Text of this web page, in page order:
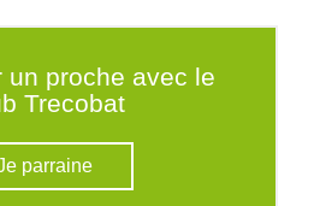
un proche avec le
Trecobat
parraine